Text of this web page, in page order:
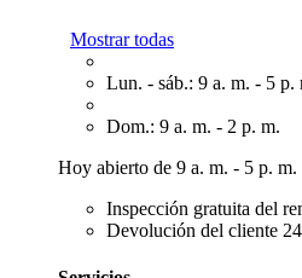
Mostrar todas
Lun. - sáb.: 9 a. m. - 5 p.
Dom.: 9 a. m. - 2 p. m.
Hoy abierto de 9 a. m. - 5 p. m.
Inspección gratuita del
Devolución del cliente